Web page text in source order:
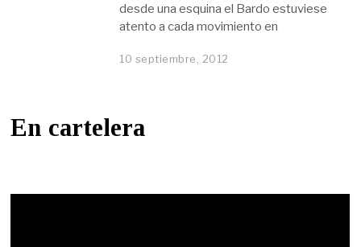
desde una esquina el Bardo estuviese
atento a cada movimiento en
10 septiembre, 2012
En cartelera